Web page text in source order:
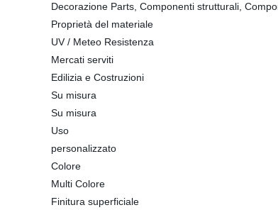
Decorazione Parts, Componenti strutturali,
Proprietà del materiale
UV / Meteo Resistenza
Mercati serviti
Edilizia e Costruzioni
Su misura
Su misura
Uso
personalizzato
Colore
Multi Colore
Finitura superficiale